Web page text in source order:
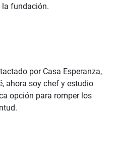
la fundación.
por Casa Esperanza,
ahora soy chef y estudio
opción para romper los